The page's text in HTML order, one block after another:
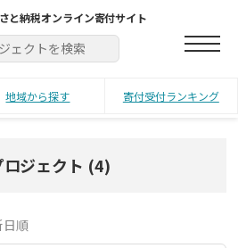
と納税オンライン寄付サイト
地域から探す 寄付受付ランキング
ジェクト (4)
日順